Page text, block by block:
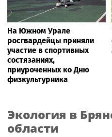
На Южном Урале
росгвардейцы приняли
участие в спортивных
состязаниях,
приуроченных ко Дню
физкультурника
Экология в
области